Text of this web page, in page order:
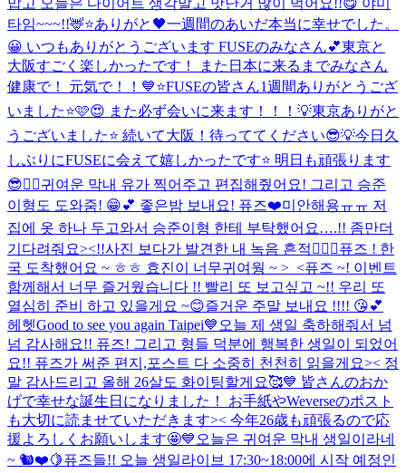
타임~~~!!🦌⭐️ありがと🖤一週間のあいだ本当に幸せでした。
😀 いつもありがとうございます FUSEのみなさん💕東京と
大阪すごく楽しかったです！ また日本に来るまでみなさん
健康で！ 元気で！！💙⭐️FUSEの皆さん1週間ありがとうござ
いました⭐️🩷😍 また必ず会いに来ます！！！💡東京ありがと
うございました⭐️ 続いて大阪！待っててください😎💡今日久
しぶりにFUSEに会えて嬉しかったです⭐️ 明日も頑張ります
😎❤️‍🔥귀여운 막내 유가 찍어주고 편집해줬어요! 그리고 승준
이형도 도와줌! 😁💕 좋은밤 보내요! 퓨즈❤️미안해용ㅠㅠ 저
집에 옷 하나 두고와서 승준이형 한테 부탁했어요….!! 좀만더
기다려줘요><!!사진 보다가 발견한 내 녹음 흔적❤️‍🔥💦퓨즈 ! 한
국 도착했어요 ~ ㅎㅎ 효진이 너무귀여웡 ~ >_<퓨즈 ~! 이벤트
함께해서 너무 즐거웠습니다 !! 빨리 또 보고싶고 ~!! 우리 또
열심히 준비 하고 있을게요 ~😊즐거운 주말 보내요 !!!! 😘💕
헤헷Good to see you again Taipei💙 오늘 제 생일 축하해줘서 넘
넘 감사해요!! 퓨즈! 그리고 형들 덕분에 행복한 생일이 되었어
요!! 퓨즈가 써준 편지,포스트 다 소중히 천천히 읽을게요>< 정
말 감사드리고 올해 26살도 화이팅할게요🥰💙 皆さんのおか
げで幸せな誕生日になりました！ お手紙やWeverseのポスト
も大切に読ませていただきます>< 今年26歳も頑張るので応
援よろしくお願いします🤩💙 오늘은 귀여운 막내 생일이라네
~ 🐿️❤️🍋퓨즈들!! 오늘 생일라이브 17:30~18:00에 시작 예정인